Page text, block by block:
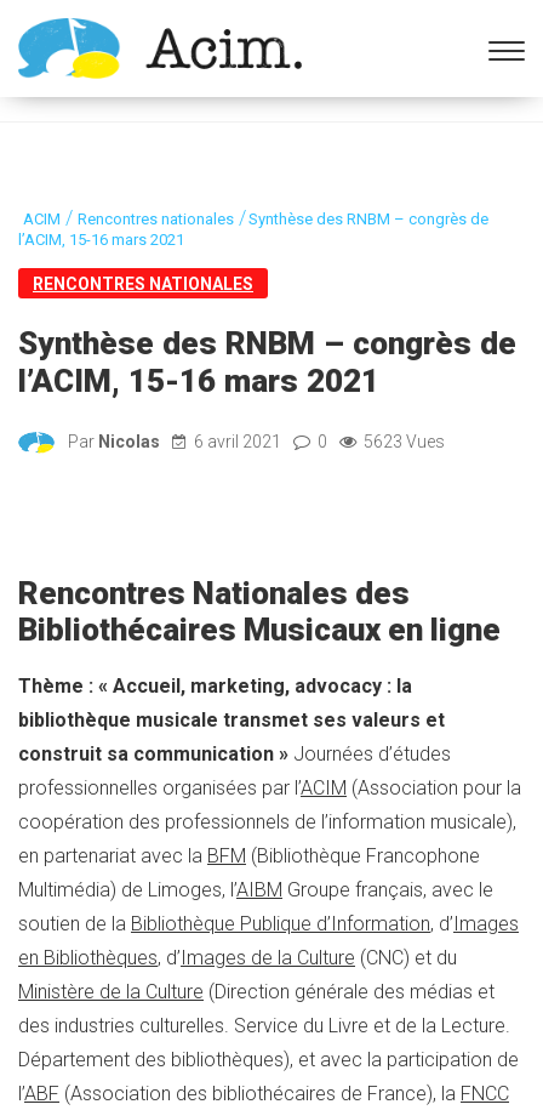
Ouvrir la barre d’outils
ACIM / Rencontres nationales /Synthèse des RNBM – congrès de
l’ACIM, 15-16 mars 2021
RENCONTRES NATIONALES
Synthèse des RNBM – congrès de
l’ACIM, 15-16 mars 2021
Par Nicolas 6 avril 2021 0 5623 Vues
Rencontres Nationales des
Bibliothécaires Musicaux en ligne
Thème : « Accueil, marketing, advocacy : la
bibliothèque musicale transmet ses valeurs et
construit sa communication » Journées d’études
professionnelles organisées par l’ACIM (Association pour la
coopération des professionnels de l’information musicale),
en partenariat avec la BFM (Bibliothèque Francophone
Multimédia) de Limoges, l’AIBM Groupe français, avec le
soutien de la Bibliothèque Publique d’Information, d’Images
en Bibliothèques, d’Images de la Culture (CNC) et du
Ministère de la Culture (Direction générale des médias et
des industries culturelles. Service du Livre et de la Lecture.
Département des bibliothèques), et avec la participation de
l’ABF (Association des bibliothécaires de France), la FNCC